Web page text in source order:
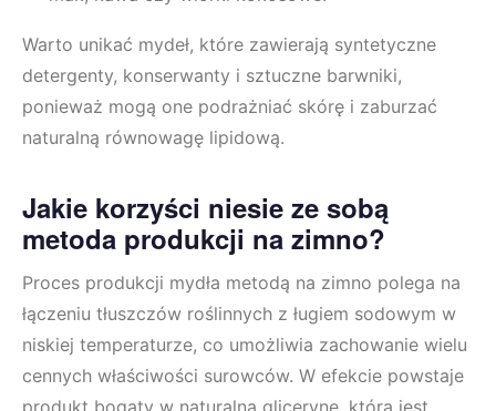
Warto unikać mydeł, które zawierają syntetyczne
detergenty, konserwanty i sztuczne barwniki,
ponieważ mogą one podrażniać skórę i zaburzać
naturalną równowagę lipidową.
Jakie korzyści niesie ze sobą
metoda produkcji na zimno?
Proces produkcji mydła metodą na zimno polega na
łączeniu tłuszczów roślinnych z ługiem sodowym w
niskiej temperaturze, co umożliwia zachowanie wielu
cennych właściwości surowców. W efekcie powstaje